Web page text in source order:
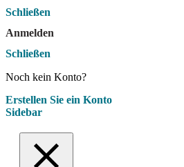
Schließen
Anmelden
Schließen
Noch kein Konto?
Erstellen Sie ein Konto
Sidebar